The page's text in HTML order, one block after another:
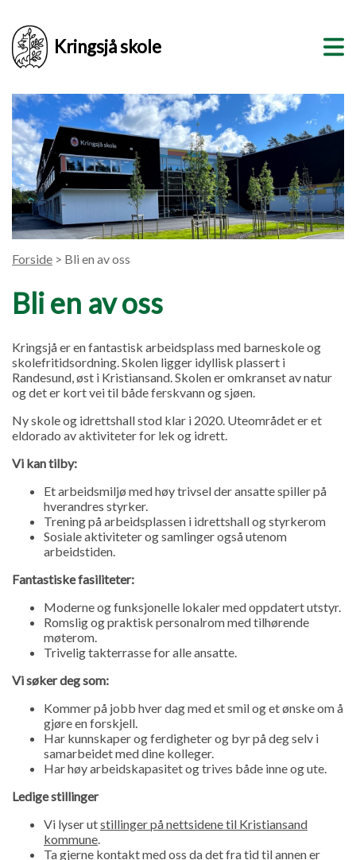
Kringsjå skole
Forside > Bli en av oss
Bli en av oss
Kringsjå er en fantastisk arbeidsplass med barneskole og
skolefritidsordning. Skolen ligger idyllisk plassert i
Randesund, øst i Kristiansand. Skolen er omkranset av natur
og det er kort vei til både ferskvann og sjøen.
Ny skole og idrettshall stod klar i 2020. Uteområdet er et
eldorado av aktiviteter for lek og idrett.
Vi kan tilby:
Et arbeidsmiljø med høy trivsel der ansatte spiller på
hverandres styrker.
Trening på arbeidsplassen i idrettshall og styrkerom
Sosiale aktiviteter og samlinger også utenom
arbeidstiden.
Fantastiske fasiliteter:
Moderne og funksjonelle lokaler med oppdatert utstyr.
Romslig og praktisk personalrom med tilhørende
møterom.
Trivelig takterrasse for alle ansatte.
Vi søker deg som:
Kommer på jobb hver dag med et smil og et ønske om å
gjøre en forskjell.
Har kunnskaper og ferdigheter og byr på deg selv i
samarbeidet med dine kolleger.
Har høy arbeidskapasitet og trives både inne og ute.
Ledige stillinger
Vi lyser utstillinger på nettsidene til Kristiansand
kommune.
Ta gjerne kontakt med oss da det fra tid til annen er